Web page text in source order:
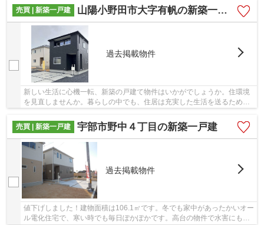
売買 | 新築一戸建
山陽小野田市大字有帆の新築一戸建
過去掲載物件
新しい生活に心機一転、新築の戸建て物件はいかがでしょうか。住環境
を見直しませんか。暮らしの中でも、住居は充実した生活を送るための
売買 | 新築一戸建
宇部市野中４丁目の新築一戸建
過去掲載物件
値下げしました！建物面積は106.1㎡です。冬でも家中があったかいオー
ル電化住宅で、寒い時でも毎日ぽかぽかです。高台の物件で水害にも強